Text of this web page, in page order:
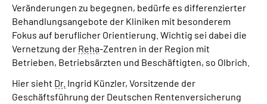
Veränderungen zu begegnen, bedürfe es differenzierter
Behandlungsangebote der Kliniken mit besonderem
Fokus auf beruflicher Orientierung. Wichtig sei dabei die
Vernetzung der Reha-Zentren in der Region mit
Betrieben, Betriebsärzten und Beschäftigten, so Olbrich.
Hier sieht Dr. Ingrid Künzler, Vorsitzende der
Geschäftsführung der Deutschen Rentenversicherung